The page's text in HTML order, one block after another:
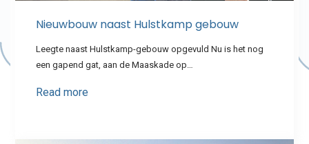
Nieuwbouw naast Hulstkamp gebouw
Leegte naast Hulstkamp-gebouw opgevuld Nu is het nog
een gapend gat, aan de Maaskade op…
Read more